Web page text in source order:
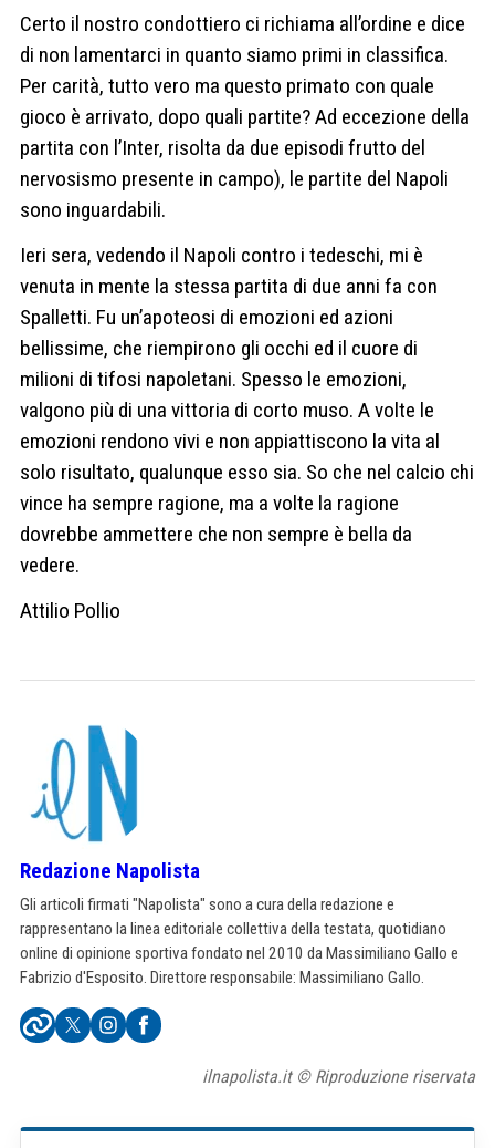
Certo il nostro condottiero ci richiama all’ordine e dice
di non lamentarci in quanto siamo primi in classifica.
Per carità, tutto vero ma questo primato con quale
gioco è arrivato, dopo quali partite? Ad eccezione della
partita con l’Inter, risolta da due episodi frutto del
nervosismo presente in campo), le partite del Napoli
sono inguardabili.
Ieri sera, vedendo il Napoli contro i tedeschi, mi è
venuta in mente la stessa partita di due anni fa con
Spalletti. Fu un’apoteosi di emozioni ed azioni
bellissime, che riempirono gli occhi ed il cuore di
milioni di tifosi napoletani. Spesso le emozioni,
valgono più di una vittoria di corto muso. A volte le
emozioni rendono vivi e non appiattiscono la vita al
solo risultato, qualunque esso sia. So che nel calcio chi
vince ha sempre ragione, ma a volte la ragione
dovrebbe ammettere che non sempre è bella da
vedere.
Attilio Pollio
Redazione Napolista
Gli articoli firmati "Napolista" sono a cura della redazione e
rappresentano la linea editoriale collettiva della testata, quotidiano
online di opinione sportiva fondato nel 2010 da Massimiliano Gallo e
Fabrizio d'Esposito. Direttore responsabile: Massimiliano Gallo.
ilnapolista.it © Riproduzione riservata